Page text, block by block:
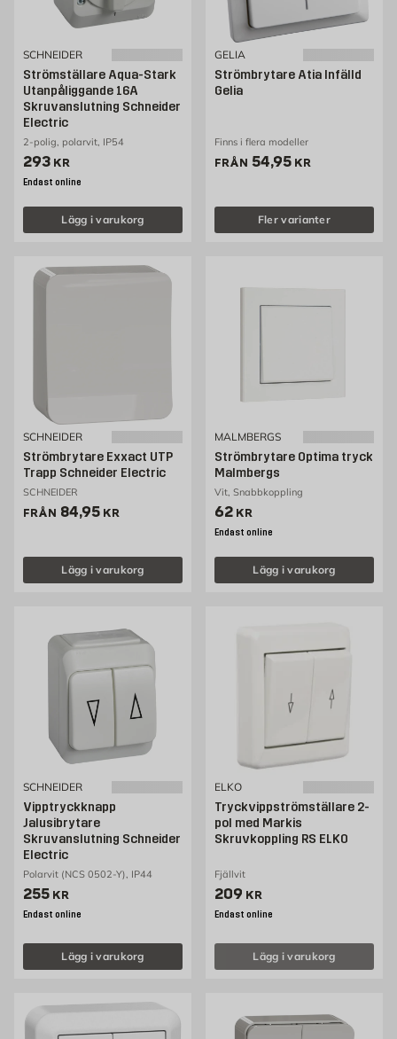
SCHNEIDER
Strömställare Aqua-Stark
Utanpåliggande 16A
Skruvanslutning Schneider
Electric
2-polig, polarvit, IP54
Pris 293 kr
293 KR
Endast online
Lägg i varukorg
GELIA
Strömbrytare Atia Infälld
Gelia
Finns i flera modeller
FRÅN Pris 54.95 kr
54,95 KR
Fler varianter
SCHNEIDER
Strömbrytare Exxact UTP
Trapp Schneider Electric
SCHNEIDER
FRÅN Pris 84.95 kr
84,95 KR
Lägg i varukorg
MALMBERGS
Strömbrytare Optima tryck
Malmbergs
Vit, Snabbkoppling
Pris 62 kr
62 KR
Endast online
Lägg i varukorg
SCHNEIDER
Vipptryckknapp
Jalusibrytare
Skruvanslutning Schneider
Electric
Polarvit (NCS 0502-Y), IP44
Pris 255 kr
255 KR
Endast online
Lägg i varukorg
ELKO
Tryckvippströmställare 2-
pol med Markis
Skruvkoppling RS ELKO
Fjällvit
Pris 209 kr
209 KR
Endast online
Lägg i varukorg